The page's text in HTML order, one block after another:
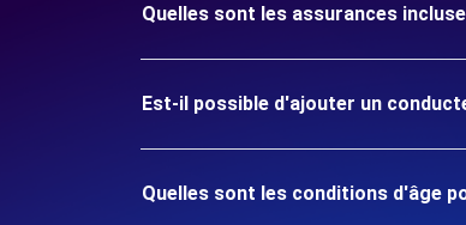
Quelles sont les assurances
Est-il possible d'ajouter un
Quelles sont les conditions d'âge